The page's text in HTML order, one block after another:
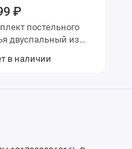
₽
постельного
из
2 шт и с
в наличии